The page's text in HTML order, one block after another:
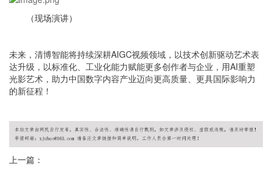
（现场演讲）
未来，清博智能将持续深耕AIGC视频领域，以技术创新驱动艺术表
达升级，以标准化、工业化能力赋能更多创作者与企业，用AI重塑
光影艺术，助力中国数字内容产业迈向更高质量、更具国际影响力
的新征程！
上一篇：